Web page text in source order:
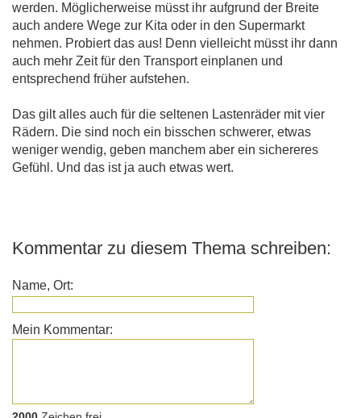
werden. Möglicherweise müsst ihr aufgrund der Breite
auch andere Wege zur Kita oder in den Supermarkt
nehmen. Probiert das aus! Denn vielleicht müsst ihr dann
auch mehr Zeit für den Transport einplanen und
entsprechend früher aufstehen.
Das gilt alles auch für die seltenen Lastenräder mit vier
Rädern. Die sind noch ein bisschen schwerer, etwas
weniger wendig, geben manchem aber ein sichereres
Gefühl. Und das ist ja auch etwas wert.
Kommentar zu diesem Thema schreiben:
Name, Ort:
Mein Kommentar: